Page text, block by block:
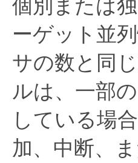
個別または
ーゲット並
サの数と同
ルは、一部
している場
加、中断、